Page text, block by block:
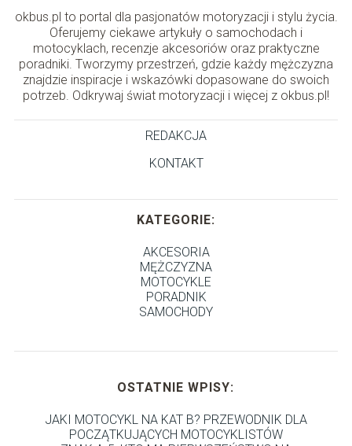
okbus.pl to portal dla pasjonatów motoryzacji i stylu życia.
Oferujemy ciekawe artykuły o samochodach i
motocyklach, recenzje akcesoriów oraz praktyczne
poradniki. Tworzymy przestrzeń, gdzie każdy mężczyzna
znajdzie inspiracje i wskazówki dopasowane do swoich
potrzeb. Odkrywaj świat motoryzacji i więcej z okbus.pl!
REDAKCJA
KONTAKT
KATEGORIE:
AKCESORIA
MĘŻCZYZNA
MOTOCYKLE
PORADNIK
SAMOCHODY
OSTATNIE WPISY:
JAKI MOTOCYKL NA KAT B? PRZEWODNIK DLA
POCZĄTKUJĄCYCH MOTOCYKLISTÓW